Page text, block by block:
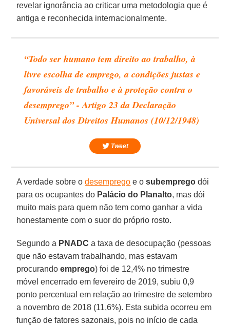
revelar ignorância ao criticar uma metodologia que é
antiga e reconhecida internacionalmente.
“Todo ser humano tem direito ao trabalho, à
livre escolha de emprego, a condições justas e
favoráveis de trabalho e à proteção contra o
desemprego” - Artigo 23 da Declaração
Universal dos Direitos Humanos (10/12/1948)
Tweet
A verdade sobre odesemprego e osubemprego dói
para os ocupantes do Palácio do Planalto, mas dói
muito mais para quem não tem como ganhar a vida
honestamente com o suor do próprio rosto.
Segundo a PNADC a taxa de desocupação (pessoas
que não estavam trabalhando, mas estavam
procurandoemprego) foi de 12,4% no trimestre
móvel encerrado em fevereiro de 2019, subiu 0,9
ponto percentual em relação ao trimestre de setembro
a novembro de 2018 (11,6%). Esta subida ocorreu em
função de fatores sazonais, pois no início de cada